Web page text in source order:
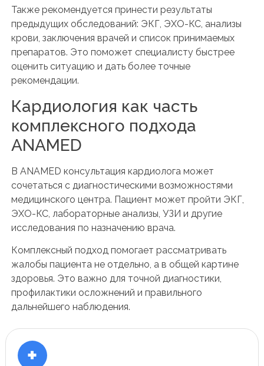
Также рекомендуется принести результаты
предыдущих обследований: ЭКГ, ЭХО-КС, анализы
крови, заключения врачей и список принимаемых
препаратов. Это поможет специалисту быстрее
оценить ситуацию и дать более точные
рекомендации.
Кардиология как часть
комплексного подхода
ANAMED
В ANAMED консультация кардиолога может
сочетаться с диагностическими возможностями
медицинского центра. Пациент может пройти ЭКГ,
ЭХО-КС, лабораторные анализы, УЗИ и другие
исследования по назначению врача.
Комплексный подход помогает рассматривать
жалобы пациента не отдельно, а в общей картине
здоровья. Это важно для точной диагностики,
профилактики осложнений и правильного
дальнейшего наблюдения.
+